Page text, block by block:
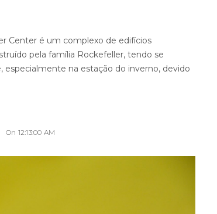
Center é um complexo de edifícios
pela família Rockefeller, tendo se
na estação do inverno, devido
On 12:13:00 AM